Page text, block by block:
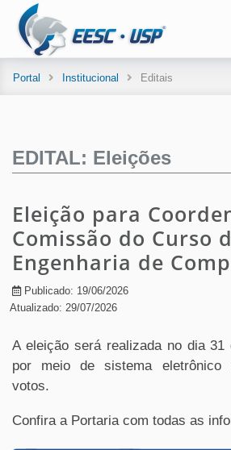
Portal Institucional Editais
EDITAL: Eleições
Eleição para
Comissão do Curso
Engenharia de
Publicado: 19/06/2026
Atualizado: 29/07/2026
A eleição será realizada no dia 31
por meio de sistema eletrônico
votos.
Confira a Portaria com todas as